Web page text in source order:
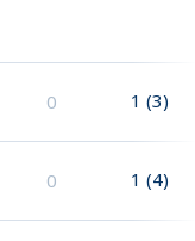
0 1 (3)
0 1 (4)